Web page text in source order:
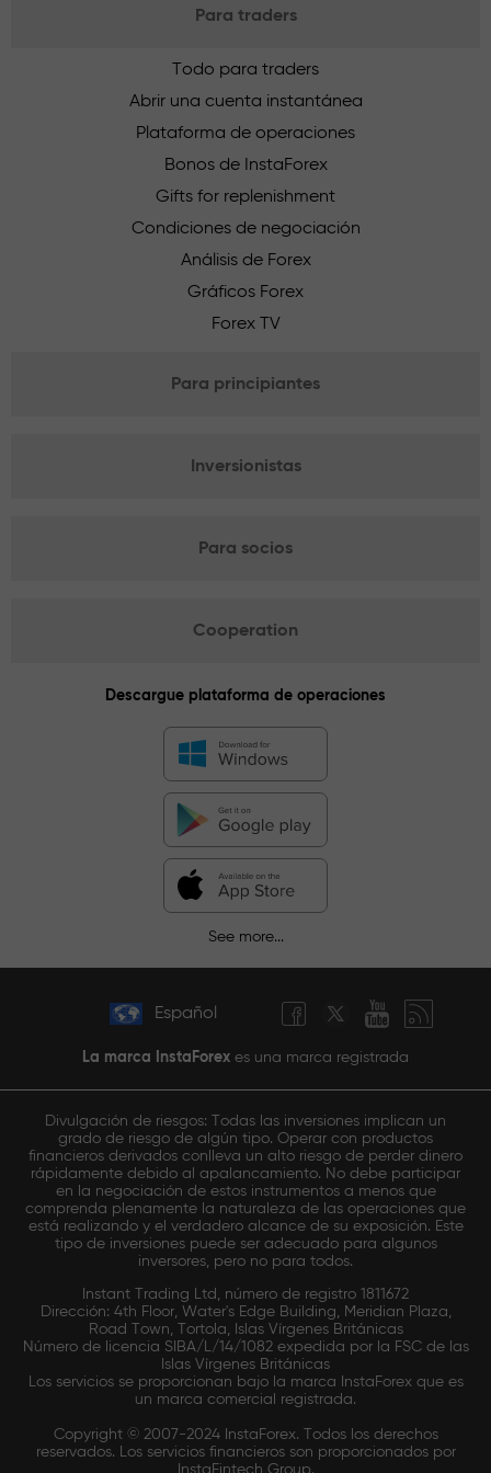
Para traders
Todo para traders
Abrir una cuenta instantánea
Plataforma de operaciones
Bonos de InstaForex
Gifts for replenishment
Condiciones de negociación
Análisis de Forex
Gráficos Forex
Forex TV
Para principiantes
Inversionistas
Para socios
Cooperation
Descargue plataforma de operaciones
See more...
Español
La marca InstaForex es una marca registrada
Divulgación de riesgos: Todas las inversiones implican un
grado de riesgo de algún tipo. Operar con productos
financieros derivados conlleva un alto riesgo de perder dinero
rápidamente debido al apalancamiento. No debe participar
en la negociación de estos instrumentos a menos que
comprenda plenamente la naturaleza de las operaciones que
está realizando y el verdadero alcance de su exposición. Este
tipo de inversiones puede ser adecuado para algunos
inversores, pero no para todos.
Instant Trading Ltd, número de registro 1811672
Dirección: 4th Floor, Water's Edge Building, Meridian Plaza,
Road Town, Tortola, Islas Vírgenes Británicas
Número de licencia SIBA/L/14/1082 expedida por la FSC de las
Islas Vírgenes Británicas
Los servicios se proporcionan bajo la marca InstaForex que es
un marca comercial registrada.
Copyright © 2007-2024 InstaForex. Todos los derechos
reservados. Los servicios financieros son proporcionados por
InstaFintech Group.